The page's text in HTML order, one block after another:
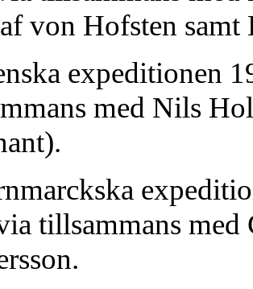
von Hofsten samt
expeditionen
med Nils
tillsammans